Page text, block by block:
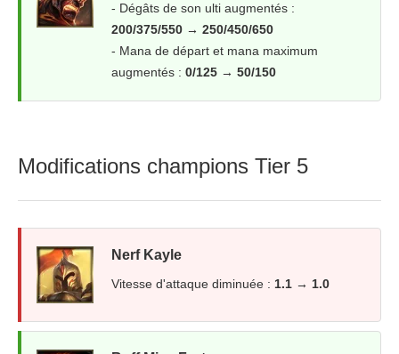
- Dégâts de son ulti augmentés :
200/375/550 → 250/450/650
- Mana de départ et mana maximum
augmentés : 0/125 → 50/150
Modifications champions Tier 5
Nerf Kayle
Vitesse d'attaque diminuée : 1.1 → 1.0